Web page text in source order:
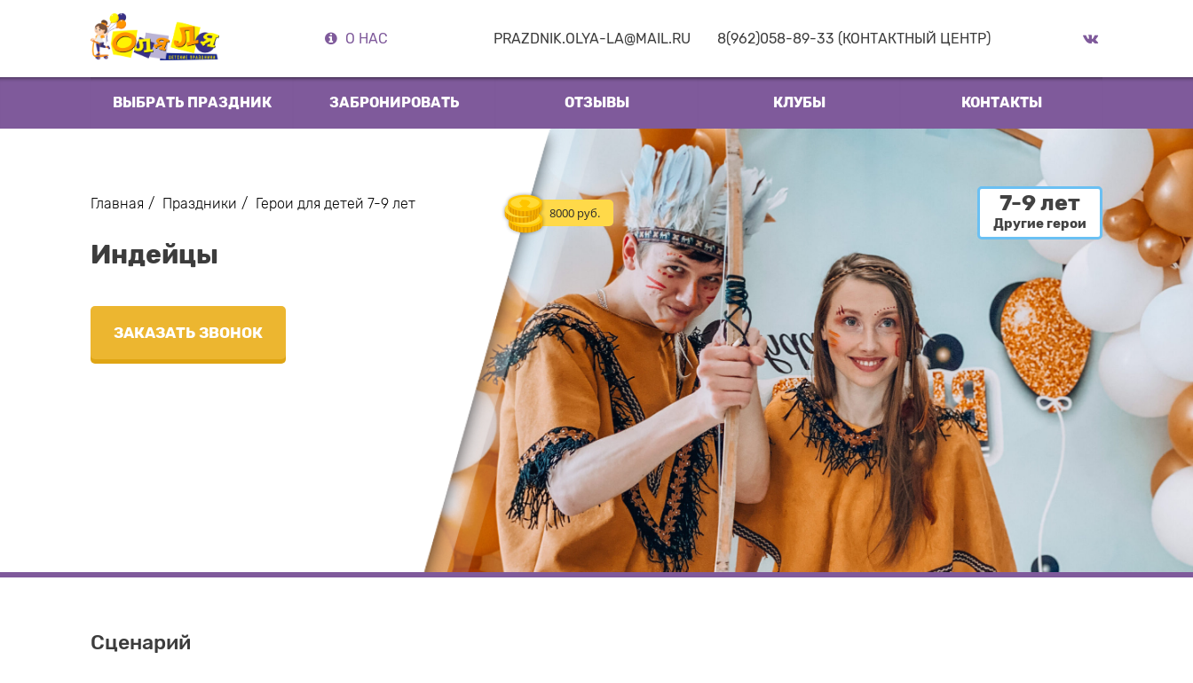
О НАС PRAZDNIK.OLYA-LA@MAIL.RU 8(962)058-89-33 (КОНТАКТНЫЙ ЦЕНТР)
ВЫБРАТЬ ПРАЗДНИК ЗАБРОНИРОВАТЬ ОТЗЫВЫ КЛУБЫ КОНТАКТЫ
Главная Праздники Герои для детей 7-9 лет
Индейцы
8000 руб. 7-9 лет
Другие герои
ЗАКАЗАТЬ ЗВОНОК
Сценарий